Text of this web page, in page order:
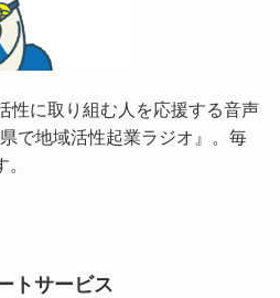
性に取り組む人を応援する音声
で地域活性起業ラジオ』。毎
トサービス